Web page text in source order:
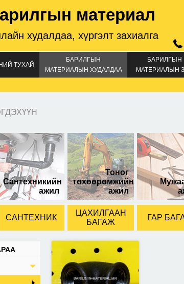
материал
худалдаа, хүргэлт захиалга
ТУХАЙ
БАРИЛГЫН
МАТЕРИАЛЫН ХУДАЛДАА
БАРИЛГЫН
МАТЕРИАЛЫН
Сантехникийн
ажил
Тоног
төхөөрөмжийн
ажил
САНТЕХНИК
ЦАХИЛГААН
БАГАЖ
ГАР
50-тай